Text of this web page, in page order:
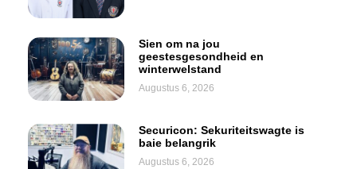
Sien om na jou
geestesgesondheid en
winterwelstand
Augustus 6, 2026
Securicon: Sekuriteitswagte is
baie belangrik
Augustus 6, 2026